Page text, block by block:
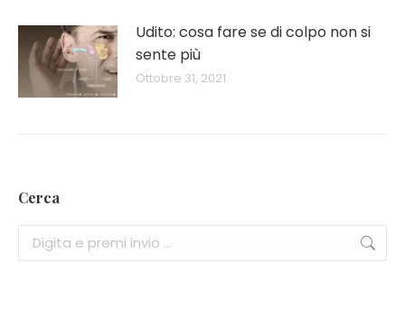
Udito: cosa fare se di colpo non si
sente più
Ottobre 31, 2021
Cerca